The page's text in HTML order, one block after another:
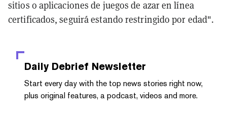
sitios o aplicaciones de juegos de azar en línea
certificados, seguirá estando restringido por edad".
Daily Debrief Newsletter
Start every day with the top news stories right now,
plus original features, a podcast, videos and more.